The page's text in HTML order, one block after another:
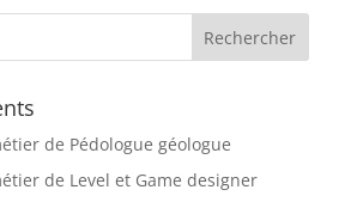
de Pédologue géologue
de Level et Game designer